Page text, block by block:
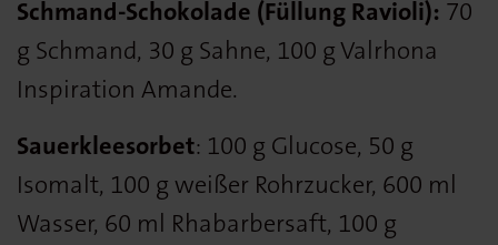
Schmand-Schokolade (Füllung Ravioli): 70
g Schmand, 30 g Sahne, 100 g Valrhona
Inspiration Amande.
Sauerkleesorbet: 100 g Glucose, 50 g
Isomalt, 100 g weißer Rohrzucker, 600 ml
Wasser, 60 ml Rhabarbersaft, 100 g